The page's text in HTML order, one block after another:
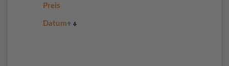
Preis
Datum